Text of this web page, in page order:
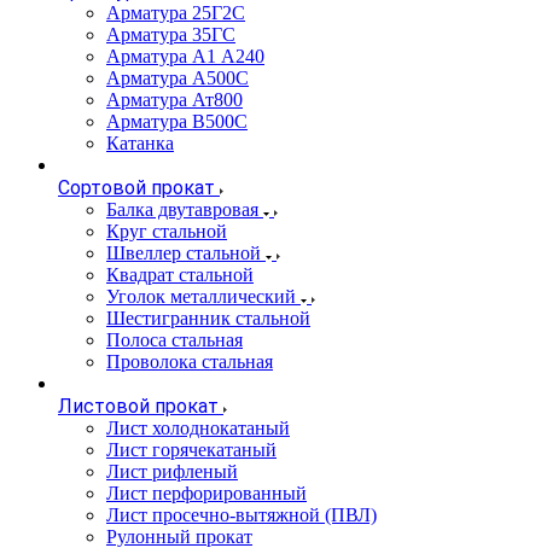
Арматура 25Г2С
Арматура 35ГС
Арматура А1 А240
Арматура А500С
Арматура Ат800
Арматура В500С
Катанка
Сортовой прокат
Балка двутавровая
Круг стальной
Швеллер стальной
Квадрат стальной
Уголок металлический
Шестигранник стальной
Полоса стальная
Проволока стальная
Листовой прокат
Лист холоднокатаный
Лист горячекатаный
Лист рифленый
Лист перфорированный
Лист просечно-вытяжной (ПВЛ)
Рулонный прокат